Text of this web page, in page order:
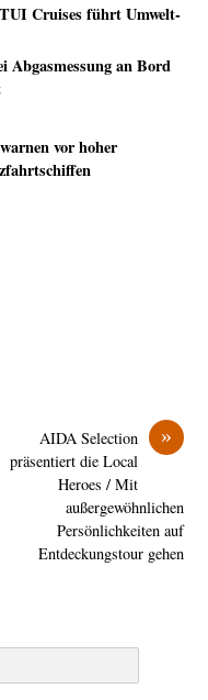
Cruises führt Umwelt-
Abgasmessung an Bord
vor hoher
»
AIDA Selection
präsentiert die Local
Heroes / Mit
außergewöhnlichen
Persönlichkeiten auf
Entdeckungstour gehen